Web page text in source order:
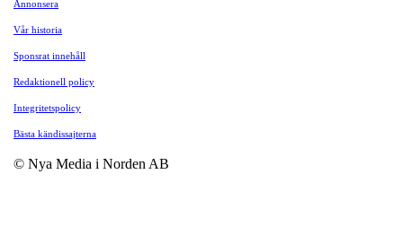
Annonsera
Vår historia
Sponsrat innehåll
Redaktionell policy
Integritetspolicy
Bästa kändissajterna
© Nya Media i Norden AB